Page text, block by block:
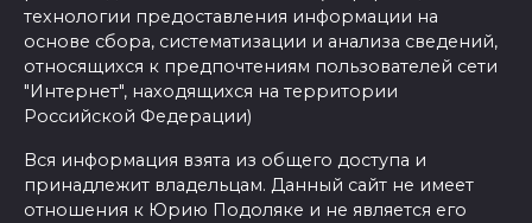
технологии предоставления информации на
основе сбора, систематизации и анализа сведений,
относящихся к предпочтениям пользователей сети
"Интернет", находящихся на территории
Российской Федерации)
Вся информация взята из общего доступа и
принадлежит владельцам. Данный сайт не имеет
отношения к Юрию Подоляке и не является его